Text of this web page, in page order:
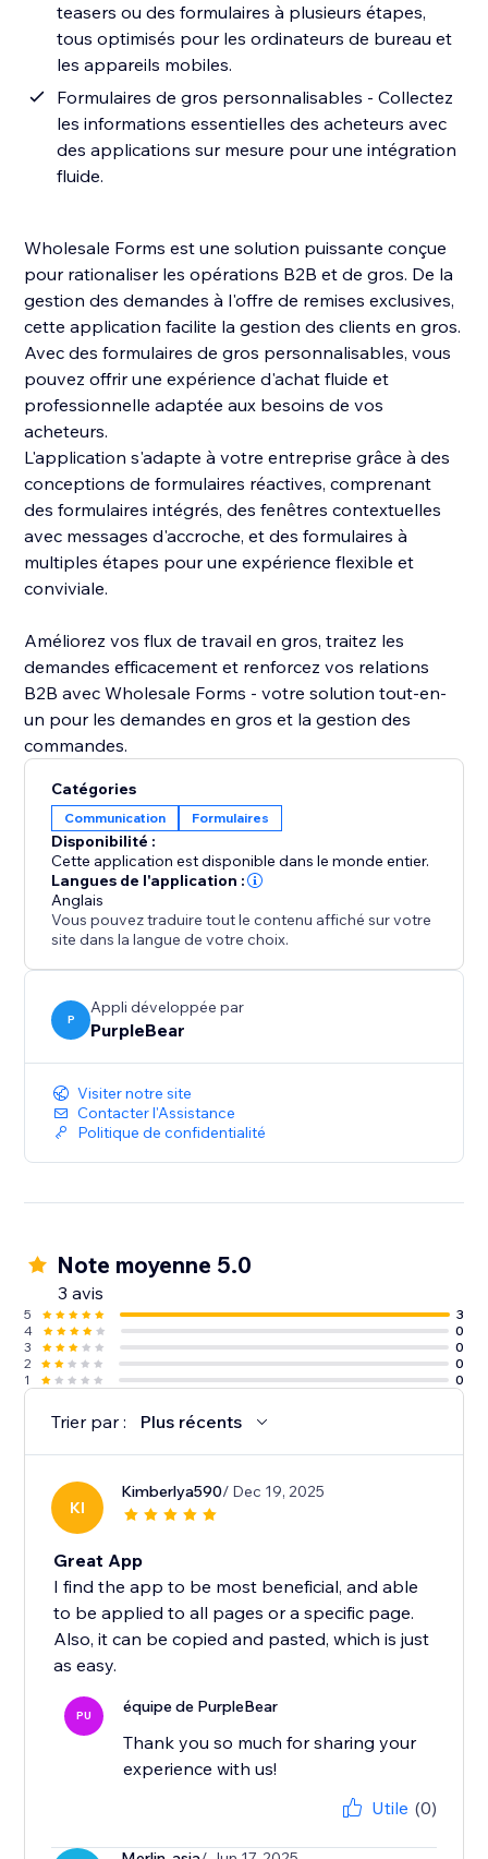
teasers ou des formulaires à plusieurs étapes,
tous optimisés pour les ordinateurs de bureau et
les appareils mobiles.
Formulaires de gros personnalisables - Collectez
les informations essentielles des acheteurs avec
des applications sur mesure pour une intégration
fluide.
Wholesale Forms est une solution puissante conçue
pour rationaliser les opérations B2B et de gros. De la
gestion des demandes à l'offre de remises exclusives,
cette application facilite la gestion des clients en gros.
Avec des formulaires de gros personnalisables, vous
pouvez offrir une expérience d'achat fluide et
professionnelle adaptée aux besoins de vos
acheteurs.
L'application s'adapte à votre entreprise grâce à des
conceptions de formulaires réactives, comprenant
des formulaires intégrés, des fenêtres contextuelles
avec messages d'accroche, et des formulaires à
multiples étapes pour une expérience flexible et
conviviale.
Améliorez vos flux de travail en gros, traitez les
demandes efficacement et renforcez vos relations
B2B avec Wholesale Forms - votre solution tout-en-
un pour les demandes en gros et la gestion des
commandes.
Catégories
Communication Formulaires
Disponibilité :
Cette application est disponible dans le monde entier.
Langues de l'application :
Anglais
Vous pouvez traduire tout le contenu affiché sur votre
site dans la langue de votre choix.
P
Appli développée par
PurpleBear
Visiter notre site
Contacter l'Assistance
Politique de confidentialité
Note moyenne 5.0
3 avis
5
3
4
0
3
0
2
0
1
0
Trier par : Plus récents
KI
Kimberlya590/ Dec 19, 2025
Great App
I find the app to be most beneficial, and able
to be applied to all pages or a specific page.
Also, it can be copied and pasted, which is just
as easy.
PU équipe de PurpleBear
Thank you so much for sharing your
experience with us!
Utile (0)